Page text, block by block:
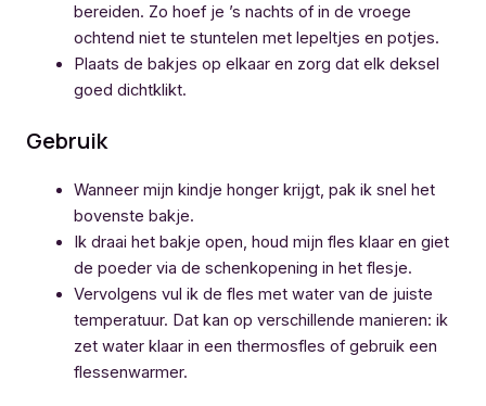
bereiden. Zo hoef je ’s nachts of in de vroege
ochtend niet te stuntelen met lepeltjes en potjes.
Plaats de bakjes op elkaar en zorg dat elk deksel
goed dichtklikt.
Gebruik
Wanneer mijn kindje honger krijgt, pak ik snel het
bovenste bakje.
Ik draai het bakje open, houd mijn fles klaar en giet
de poeder via de schenkopening in het flesje.
Vervolgens vul ik de fles met water van de juiste
temperatuur. Dat kan op verschillende manieren: ik
zet water klaar in een thermosfles of gebruik een
flessenwarmer.